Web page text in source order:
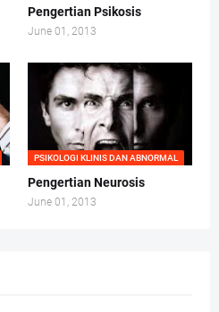
Pengertian Psikosis
June 01, 2013
PSIKOLOGI KLINIS DAN ABNORMAL
Pengertian Neurosis
June 01, 2013